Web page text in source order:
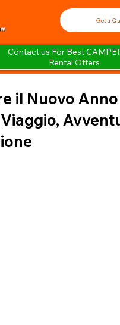
Contact us For Best
Rental Offers
Get a
il Nuovo